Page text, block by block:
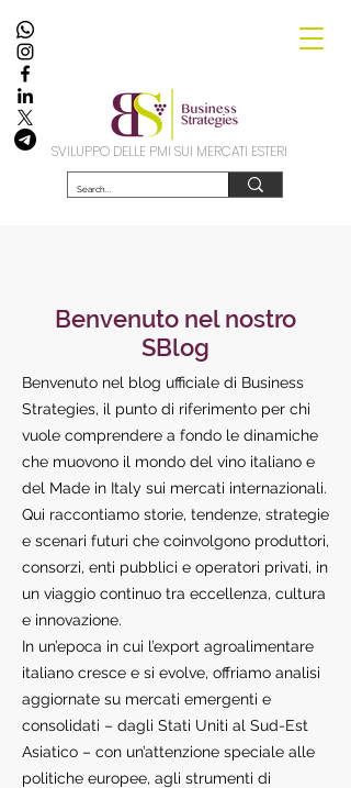
SVILUPPO DELLE PMI SUI MERCATI ESTERI
Benvenuto nel nostro
SBlog
Benvenuto nel blog ufficiale di Business
Strategies, il punto di riferimento per chi
vuole comprendere a fondo le dinamiche
che muovono il mondo del vino italiano e
del Made in Italy sui mercati internazionali.
Qui raccontiamo storie, tendenze, strategie
e scenari futuri che coinvolgono produttori,
consorzi, enti pubblici e operatori privati, in
un viaggio continuo tra eccellenza, cultura
e innovazione.
In un’epoca in cui l’export agroalimentare
italiano cresce e si evolve, offriamo analisi
aggiornate su mercati emergenti e
consolidati – dagli Stati Uniti al Sud-Est
Asiatico – con un’attenzione speciale alle
politiche europee, agli strumenti di